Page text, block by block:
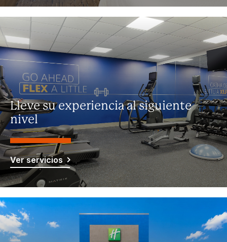
Lleve su experiencia al siguiente
nivel
Ver servicios